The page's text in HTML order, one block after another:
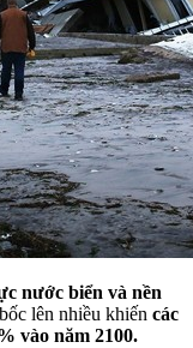
nước biển và nền
lên nhiều khiến các
vào năm 2100.